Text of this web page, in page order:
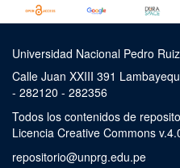
Universidad Nacional Pedro
Calle Juan XXIII 391
- 282120 - 282356
Todos los contenidos de
Licencia Creative Commons
repositorio@unprg.edu.pe